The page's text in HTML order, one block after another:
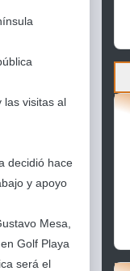
las visitas al
decidió hace
y apoyo
Mesa,
Golf Playa
será el